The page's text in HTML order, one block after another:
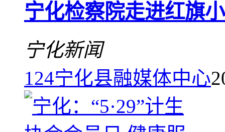
宁化检察院走进红旗
宁化新闻
124宁化县融媒体中心